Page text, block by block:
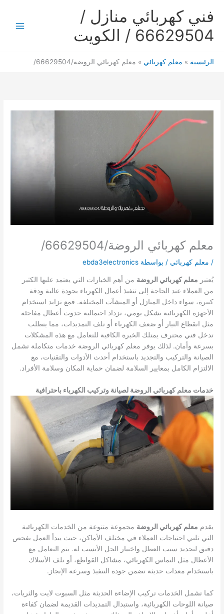
فني كهربائي منازل /
66629504 / الكويت
الرئيسية معلم كهربائي معلم كهربائي الروضة/66629504/
معلم كهربائي الروضة/66629504/
/ معلم كهربائي / بواسطة ebda3electronics
يُعتبر معلم كهربائي الروضة من أهم الخيارات التي يعتمد عليها الكثير
من العملاء عند الحاجة إلى تنفيذ أعمال الكهرباء بجودة عالية ودقة
كبيرة، سواء داخل المنازل أو المنشآت المختلفة. فمع تزايد استخدام
الأجهزة الكهربائية بشكل يومي، تزداد احتمالية حدوث أعطال مفاجئة
مثل انقطاع التيار أو ضعف الكهرباء أو تلف التمديدات، مما يتطلب
تدخل فني محترف يمتلك الخبرة الكافية للتعامل مع هذه المشكلات
بسرعة وأمان. لذلك يوفر معلم كهربائي الروضة خدمات متكاملة تشمل
الصيانة والتركيب والتجديد باستخدام أحدث الأدوات والتقنيات، مع
الالتزام الكامل بمعايير السلامة لضمان حماية المكان وسلامة الأفراد.
خدمات معلم كهربائي الروضة لصيانة وتركيب الكهرباء باحترافية
يقدم معلم كهربائي الروضة مجموعة متنوعة من الخدمات الكهربائية
التي تلبي احتياجات العملاء في مختلف الأماكن، حيث يبدأ العمل بفحص
دقيق لتحديد سبب العطل واختيار الحل الأنسب له. يتم التعامل مع
الأعطال مثل التماس الكهربائي، مشاكل القواطع، أو تلف الأسلاك
باستخدام معدات حديثة تضمن جودة التنفيذ وسرعة الإنجاز.
كما تشمل الخدمات تركيب الإضاءة الحديثة مثل السبوت لايت والثريات،
صيانة اللوحات الكهربائية، واستبدال التمديدات القديمة لضمان كفاءة